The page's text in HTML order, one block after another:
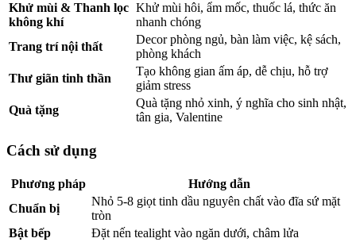
Khử mùi & Thanh lọc
không khí
Khử mùi hôi, ẩm mốc, thuốc lá, thức ăn
nhanh chóng
Trang trí nội thất
Decor phòng ngủ, bàn làm việc, kệ sách,
phòng khách
Thư giãn tinh thần
Tạo không gian ấm áp, dễ chịu, hỗ trợ
giảm stress
Quà tặng
Quà tặng nhỏ xinh, ý nghĩa cho sinh nhật,
tân gia, Valentine
Cách sử dụng
Phương pháp
Hướng dẫn
Chuẩn bị
Nhỏ 5-8 giọt tinh dầu nguyên chất vào đĩa sứ mặt
tròn
Bật bếp
Đặt nến tealight vào ngăn dưới, châm lửa